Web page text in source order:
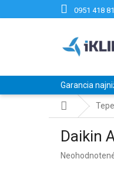
0951 418
Garancia
Domov
Daikin
Priemerné